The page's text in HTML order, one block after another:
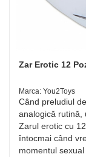
Zar Erotic 12
Marca: You2Toys
Când preludiul
analogică rutină,
Zarul erotic cu
întocmai când
momentul